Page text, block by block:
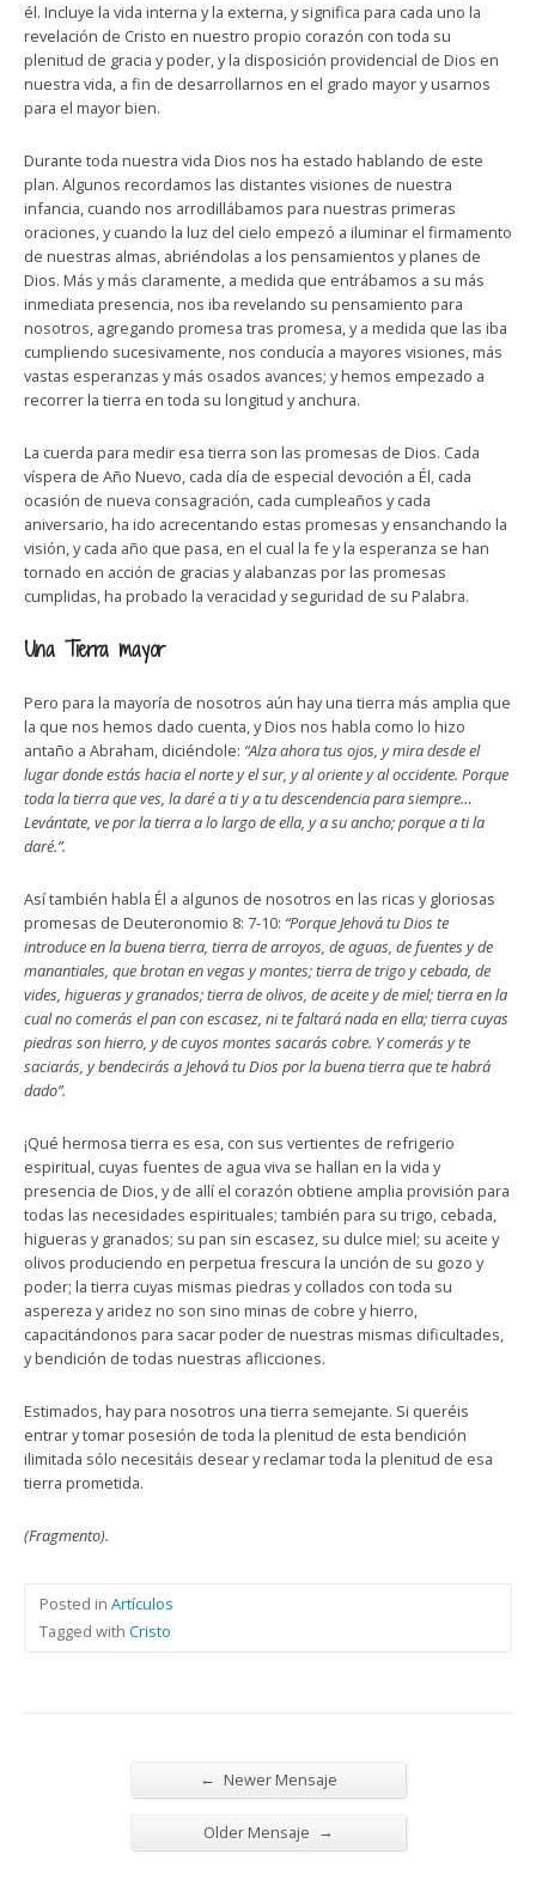
él. Incluye la vida interna y la externa, y significa para cada uno la
revelación de Cristo en nuestro propio corazón con toda su
plenitud de gracia y poder, y la disposición providencial de Dios en
nuestra vida, a fin de desarrollarnos en el grado mayor y usarnos
para el mayor bien.
Durante toda nuestra vida Dios nos ha estado hablando de este
plan. Algunos recordamos las distantes visiones de nuestra
infancia, cuando nos arrodillábamos para nuestras primeras
oraciones, y cuando la luz del cielo empezó a iluminar el firmamento
de nuestras almas, abriéndolas a los pensamientos y planes de
Dios. Más y más claramente, a medida que entrábamos a su más
inmediata presencia, nos iba revelando su pensamiento para
nosotros, agregando promesa tras promesa, y a medida que las iba
cumpliendo sucesivamente, nos conducía a mayores visiones, más
vastas esperanzas y más osados avances; y hemos empezado a
recorrer la tierra en toda su longitud y anchura.
La cuerda para medir esa tierra son las promesas de Dios. Cada
víspera de Año Nuevo, cada día de especial devoción a Él, cada
ocasión de nueva consagración, cada cumpleaños y cada
aniversario, ha ido acrecentando estas promesas y ensanchando la
visión, y cada año que pasa, en el cual la fe y la esperanza se han
tornado en acción de gracias y alabanzas por las promesas
cumplidas, ha probado la veracidad y seguridad de su Palabra.
Una Tierra mayor
Pero para la mayoría de nosotros aún hay una tierra más amplia que
la que nos hemos dado cuenta, y Dios nos habla como lo hizo
antaño a Abraham, diciéndole: “Alza ahora tus ojos, y mira desde el
lugar donde estás hacia el norte y el sur, y al oriente y al occidente. Porque
toda la tierra que ves, la daré a ti y a tu descendencia para siempre…
Levántate, ve por la tierra a lo largo de ella, y a su ancho; porque a ti la
daré.”.
Así también habla Él a algunos de nosotros en las ricas y gloriosas
promesas de Deuteronomio 8: 7-10: “Porque Jehová tu Dios te
introduce en la buena tierra, tierra de arroyos, de aguas, de fuentes y de
manantiales, que brotan en vegas y montes; tierra de trigo y cebada, de
vides, higueras y granados; tierra de olivos, de aceite y de miel; tierra en la
cual no comerás el pan con escasez, ni te faltará nada en ella; tierra cuyas
piedras son hierro, y de cuyos montes sacarás cobre. Y comerás y te
saciarás, y bendecirás a Jehová tu Dios por la buena tierra que te habrá
dado”.
¡Qué hermosa tierra es esa, con sus vertientes de refrigerio
espiritual, cuyas fuentes de agua viva se hallan en la vida y
presencia de Dios, y de allí el corazón obtiene amplia provisión para
todas las necesidades espirituales; también para su trigo, cebada,
higueras y granados; su pan sin escasez, su dulce miel; su aceite y
olivos produciendo en perpetua frescura la unción de su gozo y
poder; la tierra cuyas mismas piedras y collados con toda su
aspereza y aridez no son sino minas de cobre y hierro,
capacitándonos para sacar poder de nuestras mismas dificultades,
y bendición de todas nuestras aflicciones.
Estimados, hay para nosotros una tierra semejante. Si queréis
entrar y tomar posesión de toda la plenitud de esta bendición
ilimitada sólo necesitáis desear y reclamar toda la plenitud de esa
tierra prometida.
(Fragmento).
Posted in Artículos
Tagged with Cristo
← Newer Mensaje
Older Mensaje →